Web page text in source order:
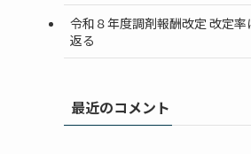
令和８年度調剤報酬改定 改定率
返る
最近のコメント